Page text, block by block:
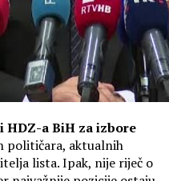
HDZ-a BiH za izbore
političara, aktualnih
lista. Ipak, nije riječ o